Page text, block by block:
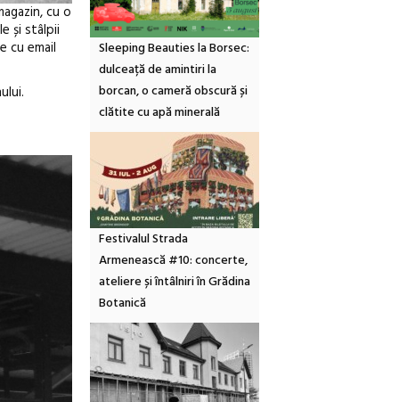
cu o
și stâlpii
cu email
Sleeping Beauties la Borsec:
dulceață de amintiri la
borcan, o cameră obscură și
clătite cu apă minerală
Festivalul Strada
Armenească #10: concerte,
ateliere și întâlniri în Grădina
Botanică